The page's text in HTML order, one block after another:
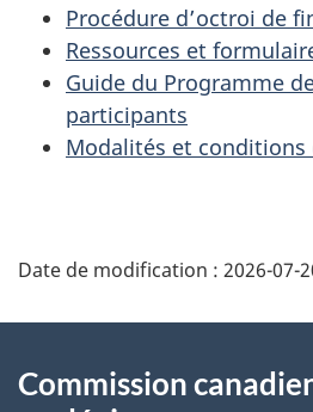
Procédure d’octroi de
Ressources et
Guide du Programme
participants
Modalités et conditions
é
a
Date de modification : 2026-07-
propos
Commission